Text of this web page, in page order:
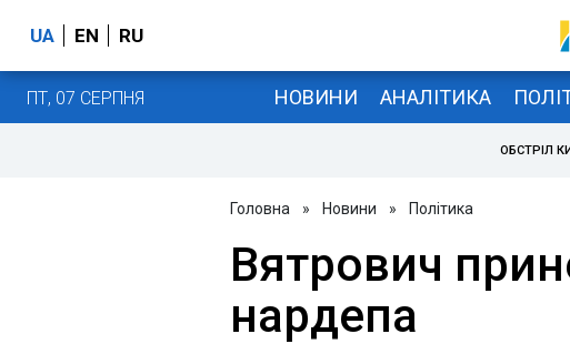
UA EN RU
ПТ, 07 СЕРПНЯ НОВИНИ АНАЛІТИКА
ОБСТРІЛ
Головна » Новини » Політика
Вятрович
нардепа